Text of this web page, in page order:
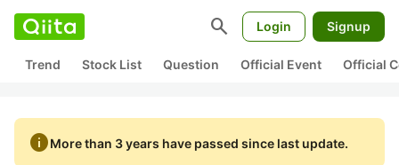
search Login Signup
Trend Stock List Question Official Event Official
infoMore than 3 years have passed since last update.